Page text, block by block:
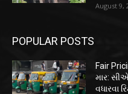
August 9,
POPULAR POSTS
Fair
માર:
વધારવા